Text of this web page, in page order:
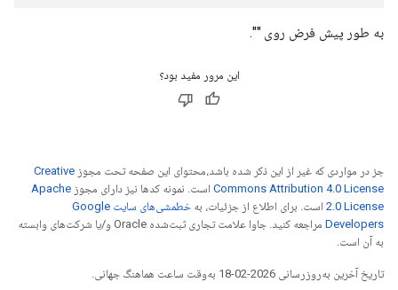
به طور پیش فرض روی "".
این مرور مفید بود؟
جز در مواردی که غیر از این ذکر شده باشد،‌محتوای این صفحه تحت مجوز Creative
Commons Attribution 4.0 License است. نمونه کدها نیز دارای مجوز Apache
2.0 License است. برای اطلاع از جزئیات، به
خطمشی‌های سایت Google
Developers‏
مراجعه کنید. جاوا علامت تجاری ثبت‌شده Oracle و/یا شرکت‌های وابسته
به آن است.
تاریخ آخرین به‌روزرسانی 2026-02-18 به‌وقت ساعت هماهنگ جهانی.